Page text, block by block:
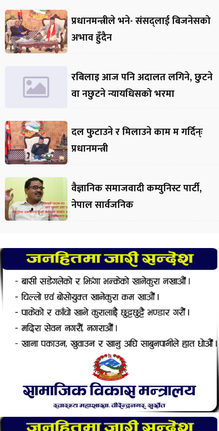
प्रधानमन्त्रीले भने- संसद्लाई बिजनेसको
अभाव हुँदैन
रबिलाइ आज पनि अदालत लगिने, छुटने
वा नछुटने न्यायधिसको भरमा
दल फुुटाउने र मिलाउने काम म गर्दिन्ः
प्रधानमन्त्री
वैज्ञानिक समाजवादी कम्युनिस्ट पार्टी,
नेपाल सार्वजनिक